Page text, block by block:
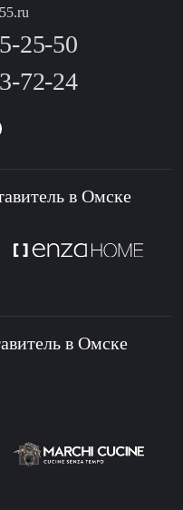
25-50
72-24
в Омске
в Омске